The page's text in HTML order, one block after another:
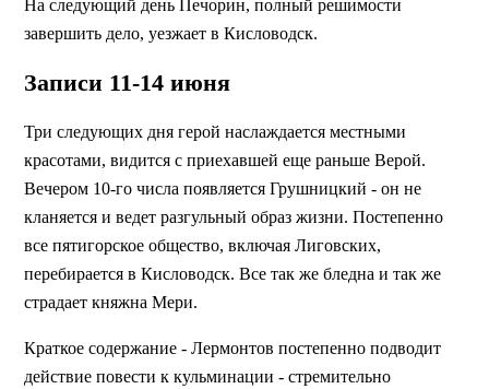
На следующий день Печорин, полный решимости
завершить дело, уезжает в Кисловодск.
Записи 11-14 июня
Три следующих дня герой наслаждается местными
красотами, видится с приехавшей еще раньше Верой.
Вечером 10-го числа появляется Грушницкий - он не
кланяется и ведет разгульный образ жизни. Постепенно
все пятигорское общество, включая Лиговских,
перебирается в Кисловодск. Все так же бледна и так же
страдает княжна Мери.
Краткое содержание - Лермонтов постепенно подводит
действие повести к кульминации - стремительно